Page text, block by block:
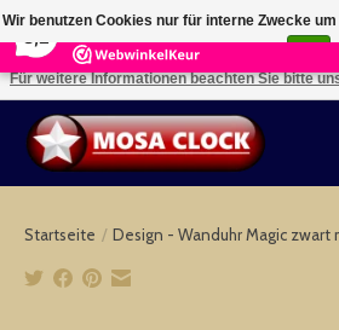
164 Reviews
Kies uw taal: NL -- Wählen Sie ihre Sprache: DE --
Startseite / Design - Wanduhr Magic zwart
Wir benutzen Cookies nur für interne Zwecke
Ist das in Ordnung?
Für weitere Informationen beachten Sie bitte